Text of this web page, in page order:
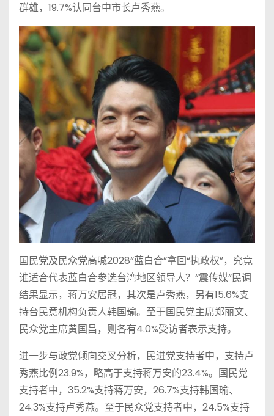
群雄，19.7%认同台中市长卢秀燕。
国民党及民众党高喊2028“蓝白合”拿回“执政权”，究竟
谁适合代表蓝白合参选台湾地区领导人？“震传媒”民调
结果显示，蒋万安居冠，其次是卢秀燕，另有15.6%支
持台民意机构负责人韩国瑜。至于国民党主席郑丽文、
民众党主席黄国昌，则各有4.0%受访者表示支持。
进一步与政党倾向交叉分析，民进党支持者中，支持卢
秀燕比例23.9%，略高于支持蒋万安的23.4%。国民党
支持者中，35.2%支持蒋万安，26.7%支持韩国瑜、
24.3%支持卢秀燕。至于民众党支持者中，24.5%支持